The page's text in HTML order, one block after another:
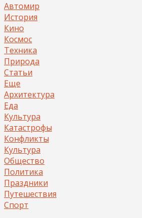
Автомир
История
Кино
Космос
Техника
Природа
Статьи
Еще
Архитектура
Еда
Культура
Катастрофы
Конфликты
Культура
Общество
Политика
Праздники
Путешествия
Спорт